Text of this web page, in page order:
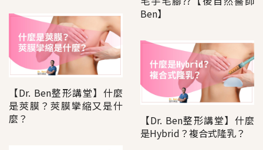
Ben】
【Dr. Ben整形講堂】什麼
是莢膜？莢膜攣縮又是什
麼？
【Dr. Ben整形講堂】什麼
是Hybrid？複合式隆乳？